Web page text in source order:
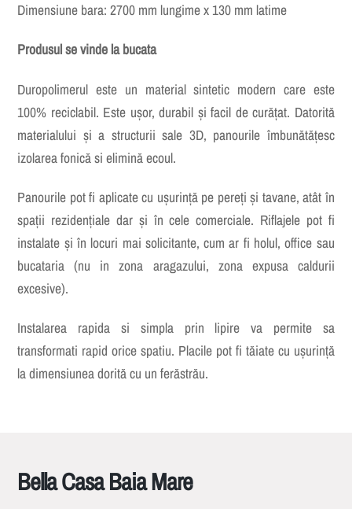
Dimensiune bara: 2700 mm lungime x 130 mm latime
Produsul se vinde la bucata
Duropolimerul este un material sintetic modern care este
100% reciclabil. Este ușor, durabil și facil de curățat. Datorită
materialului și a structurii sale 3D, panourile îmbunătățesc
izolarea fonică si elimină ecoul.
Panourile pot fi aplicate cu ușurință pe pereți și tavane, atât în
spații rezidențiale dar și în cele comerciale. Riflajele pot fi
instalate și în locuri mai solicitante, cum ar fi holul, office sau
bucataria (nu in zona aragazului, zona expusa caldurii
excesive).
Instalarea rapida si simpla prin lipire va permite sa
transformati rapid orice spatiu. Placile pot fi tăiate cu ușurință
la dimensiunea dorită cu un ferăstrău.
Bella Casa Baia Mare